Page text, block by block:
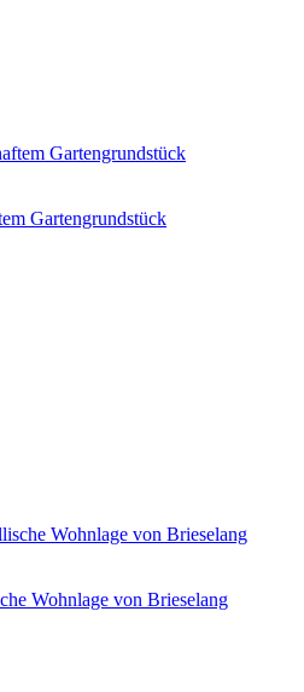
Gartengrundstück
Wohnlage von Brieselang